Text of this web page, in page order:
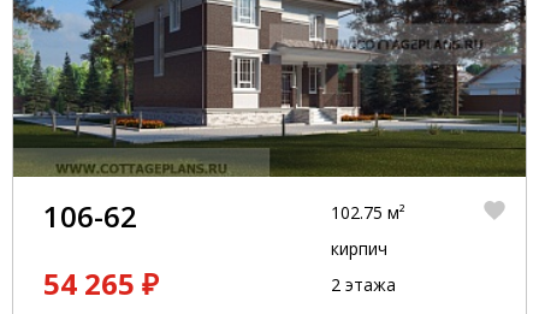
106-62
54 265 ₽
102.75 м²
кирпич
2 этажа